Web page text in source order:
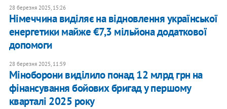
28 березня 2025, 15:26
Німеччина виділяє на відновлення української
енергетики майже €7,3 мільйона додаткової
допомоги
28 березня 2025, 11:59
Міноборони виділило понад 12 млрд грн на
фінансування бойових бригад у першому
кварталі 2025 року